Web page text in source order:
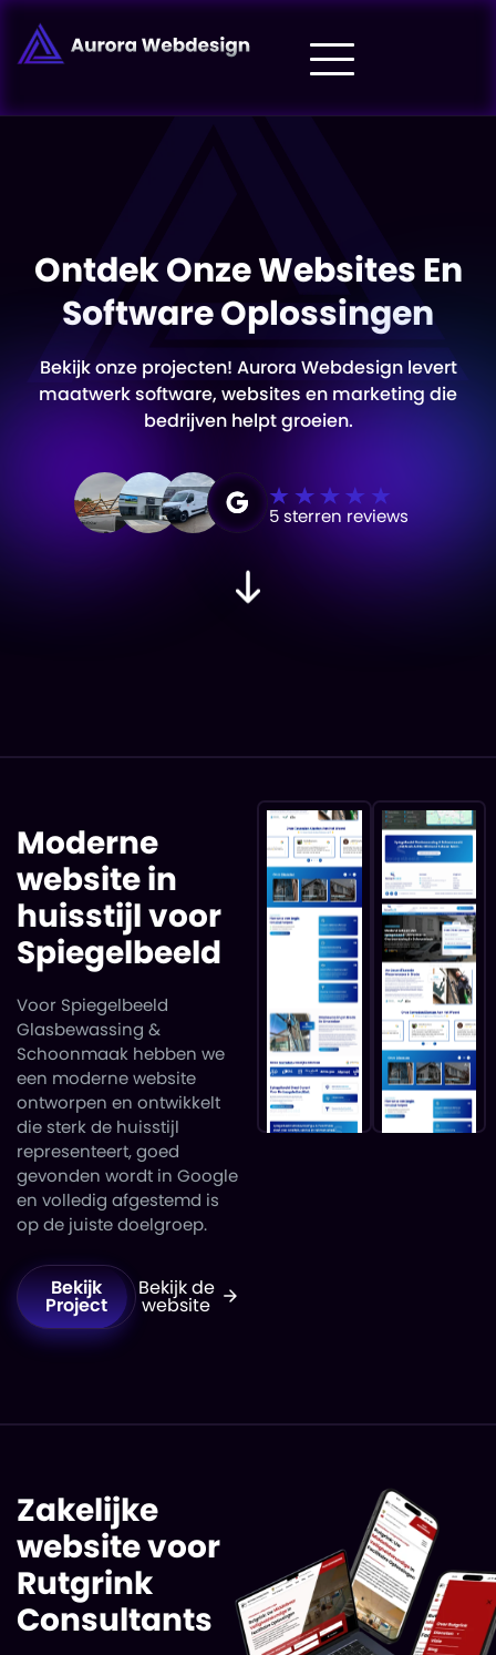
Ontdek Onze Websites En
Software Oplossingen
Bekijk onze projecten! Aurora Webdesign levert
maatwerk software, websites en marketing die
bedrijven helpt groeien.
5 sterren reviews
Moderne
website in
huisstijl voor
Spiegelbeeld
Voor Spiegelbeeld
Glasbewassing &
Schoonmaak hebben we
een moderne website
ontworpen en ontwikkelt
die sterk de huisstijl
representeert, goed
gevonden wordt in Google
en volledig afgestemd is
op de juiste doelgroep.
Bekijk
Project
Bekijk de
website
Zakelijke
website voor
Rutgrink
Consultants